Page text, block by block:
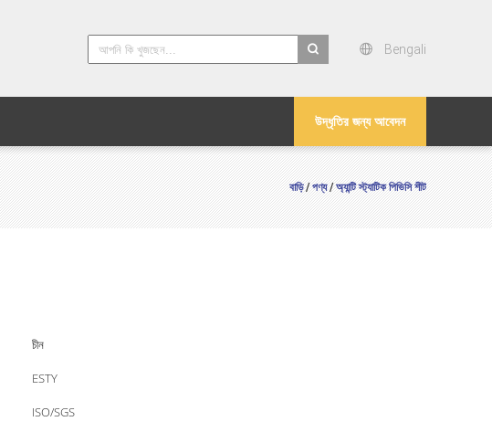
Bengali
উদ্ধৃতির জন্য আবেদন
বাড়ি /পণ্য/অ্যান্টি স্ট্যাটিক পিভিসি শীট
চীন
ESTY
ISO/SGS